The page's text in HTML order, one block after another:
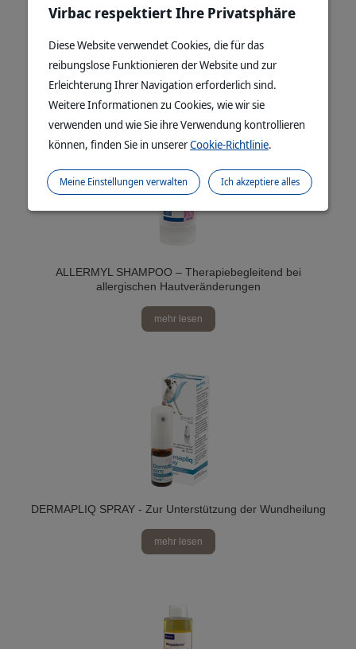
ALLERDERM SPOT-ON - Erhält die Integrität der
Hautflora
mehr lesen
ALLERMYL SHAMPOO – Therapiebegleitend bei
allergischen Hautveränderungen
mehr lesen
DERMAPLIQ SPRAY - Zur Unterstützung der Wundheilung
mehr lesen
Virbac respektiert Ihre Privatsphäre
Diese Website verwendet Cookies, die für das
reibungslose Funktionieren der Website und zur
Erleichterung Ihrer Navigation erforderlich sind.
Weitere Informationen zu Cookies, wie wir sie
verwenden und wie Sie ihre Verwendung kontrollieren
können, finden Sie in unsererCookie-Richtlinie.
Ich akzeptiere alles
Meine Einstellungen verwalten